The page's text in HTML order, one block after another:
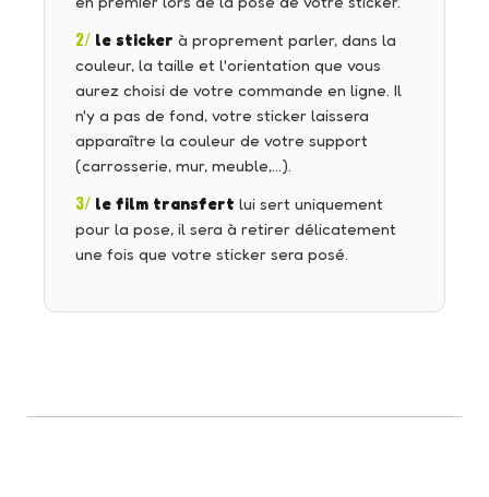
2/ le sticker à proprement parler, dans la
couleur, la taille et l'orientation que vous
aurez choisi de votre commande en ligne. Il
n'y a pas de fond, votre sticker laissera
apparaître la couleur de votre support
(carrosserie, mur, meuble,…).
3/ le film transfert lui sert uniquement
pour la pose, il sera à retirer délicatement
une fois que votre sticker sera posé.